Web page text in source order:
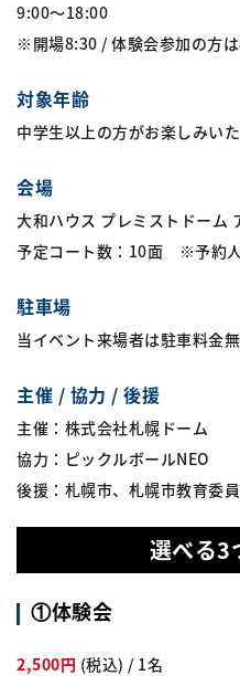
9:00〜18:00
※開場8:30 / 体験会参加の方
対象年齢
中学生以上の方がお楽しみいた
会場
大和ハウス プレミストドーム
予定コート数：10面 ※予約
駐車場
当イベント来場者は駐車料金
主催 / 協力 / 後援
主催：株式会社札幌ドーム
協力：ピックルボールNEO
後援：札幌市、札幌市教育委
選べる3
①体験会
2,500円 (税込) / 1名